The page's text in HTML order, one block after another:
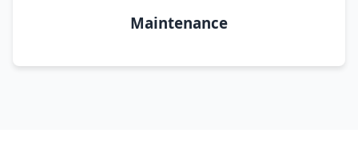
Maintenance